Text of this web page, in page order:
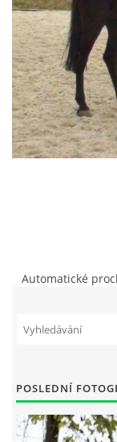
JEŽDĚNÍ PRO
FOTOALBUM
VIDEA
ODKAZY
NOVÝ
NEDOSTAVILI NA
Automatické
POSLEDNÍ